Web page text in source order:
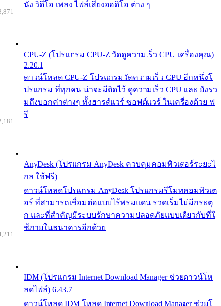
นัง วิดีโอ เพลง ไฟล์เสียงออดิโอ ต่าง ๆ
CPU-Z (โปรแกรม CPU-Z วัดดูความเร็ว CPU เครื่องคุณ)
2.20.1
ดาวน์โหลด CPU-Z โปรแกรมวัดความเร็ว CPU อีกหนึ่งโ
ปรแกรม ที่ทุกคน น่าจะมีติดไว้ ดูความเร็ว CPU และ ยังรว
มถึงบอกค่าต่างๆ ทั้งฮารด์แวร์ ซอฟต์แวร์ ในเครื่องด้วย ฟ
รี
AnyDesk (โปรแกรม AnyDesk ควบคุมคอมพิวเตอร์ระยะไ
กล ใช้ฟรี)
ดาวน์โหลดโปรแกรม AnyDesk โปรแกรมรีโมทคอมพิวเต
อร์ ที่สามารถเชื่อมต่อแบบไร้พรมแดน รวดเร็มไม่มีกระตุ
ก และที่สำคัญมีระบบรักษาความปลอดภัยแบบเดียวกับที่ใ
ช้ภายในธนาคารอีกด้วย
IDM (โปรแกรม Internet Download Manager ช่วยดาวน์โห
ลดไฟล์) 6.43.7
ดาวน์โหลด IDM โหลด Internet Download Manager ช่วยโ